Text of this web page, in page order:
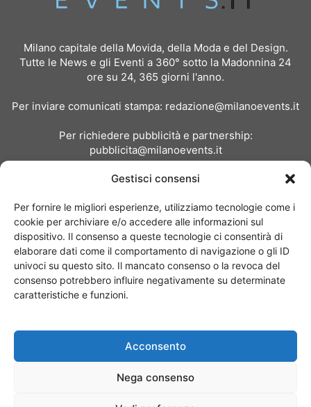
Gestisci consensi
Per fornire le migliori esperienze, utilizziamo tecnologie come i
cookie per archiviare e/o accedere alle informazioni sul
dispositivo. Il consenso a queste tecnologie ci consentirà di
elaborare dati come il comportamento di navigazione o gli ID
univoci su questo sito. Il mancato consenso o la revoca del
consenso potrebbero influire negativamente su determinate
caratteristiche e funzioni.
Acconsento
Nega consenso
Milano capitale della Movida, della Moda e del Design.
Tutte le News e gli Eventi a 360° sotto la Madonnina 24
ore su 24, 365 giorni l'anno.
Per inviare comunicati stampa: redazione@milanoevents.it
Per richiedere pubblicità e partnership:
pubblicita@milanoevents.it
Chi siamo I Nostri Clienti
© Copyright 2017 - MilanoEvents.it© managed by